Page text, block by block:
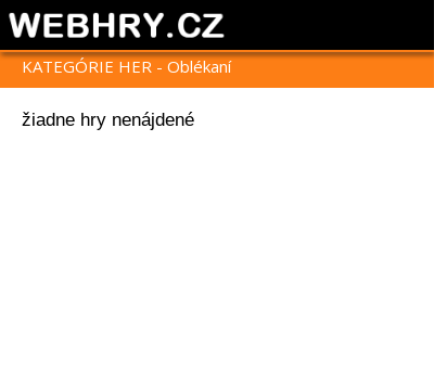
KATEGÓRIE HER - Oblékaní
žiadne hry nenájdené